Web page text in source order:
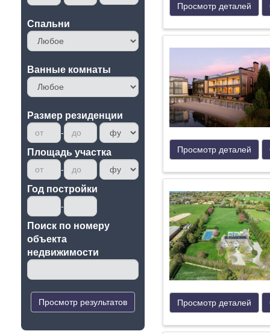
Cпальни
Ванные комнаты
Размер резиденции
Площадь участка
Год постройки
Поиск по номеру
oбъекта
недвижимости
Просмотр результатов
Просмотр деталей
Просмотр деталей
Просмотр деталей